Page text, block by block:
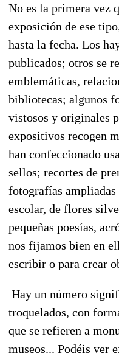
No es la primera vez
exposición de ese
hasta la fecha. Los
publicados; otros se
emblemáticas,
bibliotecas; algunos
vistosos y originales
expositivos recogen
han confeccionado
sellos; recortes de
fotografías ampliadas
escolar, de flores
pequeñas poesías,
nos fijamos bien en
escribir o para crear
Hay un número
troquelados, con
que se refieren a
museos... Podéis ver